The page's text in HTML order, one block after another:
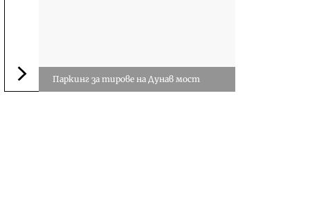
Следваща новина
Паркинг за тирове на Дунав мост